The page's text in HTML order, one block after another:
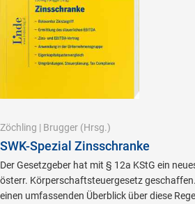
Zöchling | Brugger (Hrsg.)
SWK-Spezial Zinsschranke
Der Gesetzgeber hat mit § 12a KStG ein
österr. Körperschaftsteuergesetz
einen umfassenden Überblick über diese